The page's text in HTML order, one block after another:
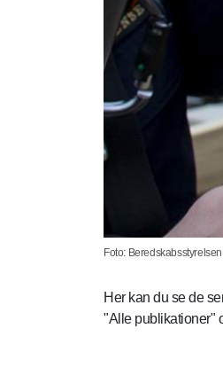
Foto:
Her kan du se de
"Alle publikationer"